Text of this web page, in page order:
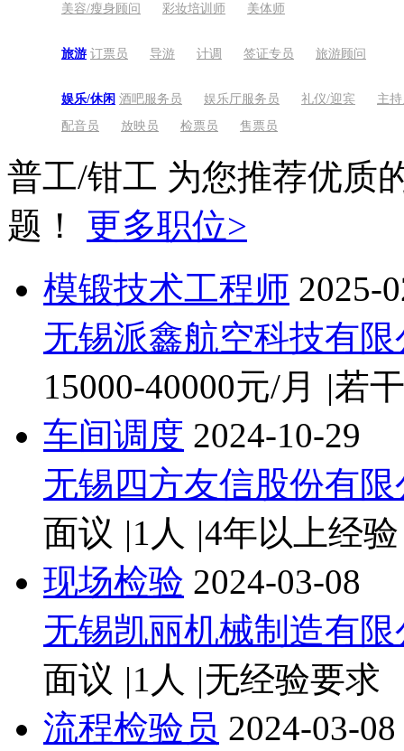
美容/瘦身顾问
彩妆培训师 美体师
旅游 订票员 导游 计调 签证专员 旅游顾问
娱乐/休闲 酒吧服务员 娱乐厅服务员 礼仪/迎宾
主
配音员
放映员 检票员 售票员
保健按摩 按摩师 足疗师 搓澡工 针灸推拿
运动健身 健身教练 瑜伽教练
普工/钳工 为您推荐优质
题！
更多职位>
模锻技术工程师 2025-
无锡派鑫航空科技有限
15000-40000元/月
|若
车间调度 2024-10-29
无锡四方友信股份有限
面议 |1人 |4年以上经验
现场检验 2024-03-08
无锡凯丽机械制造有限
面议 |1人 |无经验要求
流程检验员 2024-03-08